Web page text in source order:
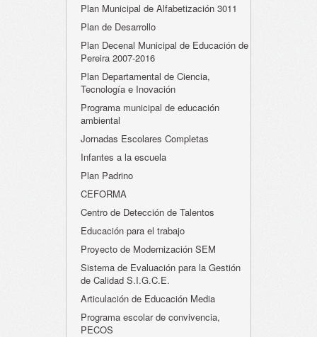
Plan Municipal de Alfabetización 3011
Plan de Desarrollo
Plan Decenal Municipal de Educación de
Pereira 2007-2016
Plan Departamental de Ciencia,
Tecnología e Inovación
Programa municipal de educación
ambiental
Jornadas Escolares Completas
Infantes a la escuela
Plan Padrino
CEFORMA
Centro de Detección de Talentos
Educación para el trabajo
Proyecto de Modernización SEM
Sistema de Evaluación para la Gestión
de Calidad S.I.G.C.E.
Articulación de Educación Media
Programa escolar de convivencia,
PECOS